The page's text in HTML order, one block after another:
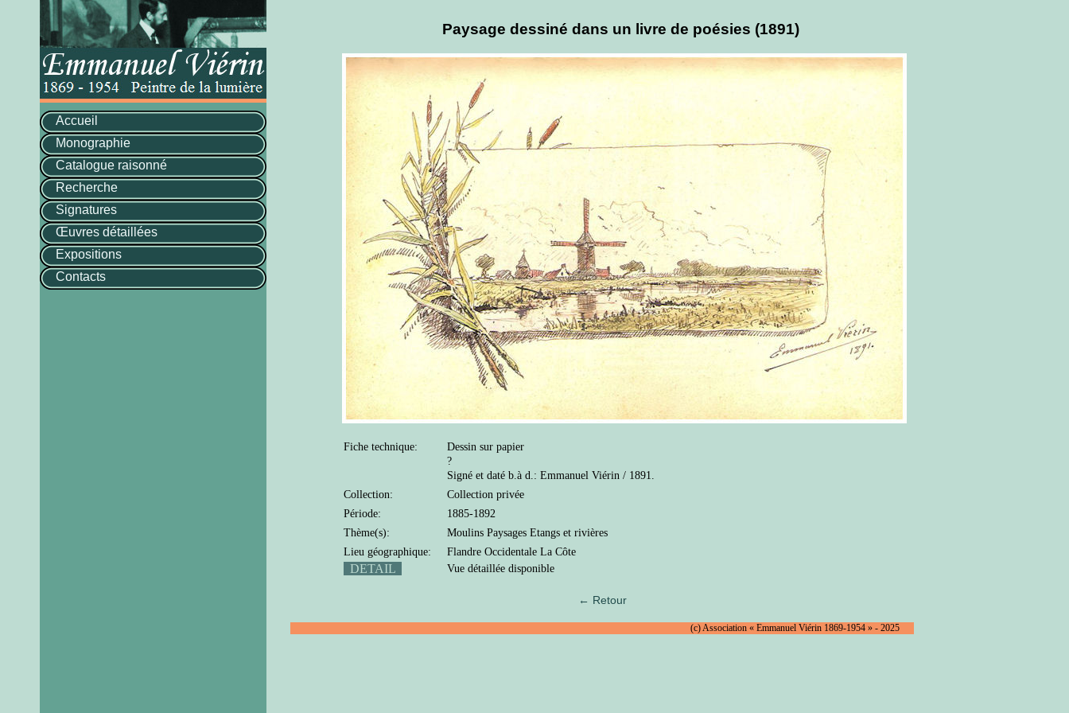
Accueil
Monographie
Catalogue raisonné
Recherche
Signatures
Œuvres détaillées
Expositions
Contacts
Paysage dessiné dans un livre de poésies (1891)
Fiche technique:
Dessin sur papier
?
Signé et daté b.à d.: Emmanuel Viérin / 1891.
Collection:
Collection privée
Période:
1885-1892
Thème(s):
Moulins Paysages Etangs et rivières
Lieu géographique:
Flandre Occidentale La Côte
DETAIL Vue détaillée disponible
← Retour
(c) Association « Emmanuel Viérin 1869-1954 » - 2025